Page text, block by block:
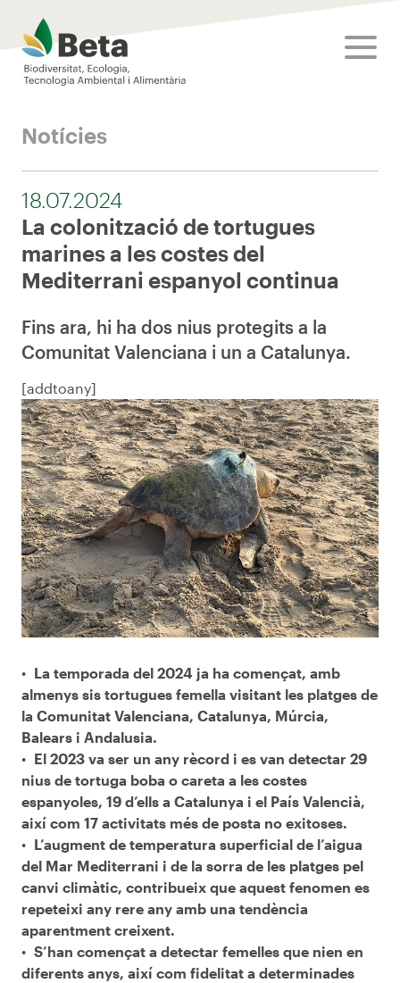
Beta Tech Center
Notícies
18.07.2024
La colonització de tortugues
marines a les costes del
Mediterrani espanyol continua
Fins ara, hi ha dos nius protegits a la
Comunitat Valenciana i un a Catalunya.
[addtoany]
La temporada del 2024 ja ha començat, amb
almenys sis tortugues femella visitant les platges de
la Comunitat Valenciana, Catalunya, Múrcia,
Balears i Andalusia.
El 2023 va ser un any rècord i es van detectar 29
nius de tortuga boba o careta a les costes
espanyoles, 19 d’ells a Catalunya i el País Valencià,
així com 17 activitats més de posta no exitoses.
L’augment de temperatura superficial de l’aigua
del Mar Mediterrani i de la sorra de les platges pel
canvi climàtic, contribueix que aquest fenomen es
repeteixi any rere any amb una tendència
aparentment creixent.
S’han començat a detectar femelles que nien en
diferents anys, així com fidelitat a determinades